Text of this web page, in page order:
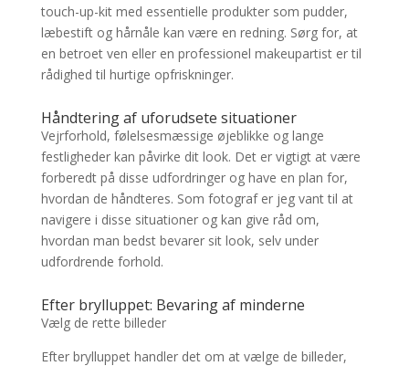
touch-up-kit med essentielle produkter som pudder,
læbestift og hårnåle kan være en redning. Sørg for, at
en betroet ven eller en professionel makeupartist er til
rådighed til hurtige opfriskninger.
Håndtering af uforudsete situationer
Vejrforhold, følelsesmæssige øjeblikke og lange
festligheder kan påvirke dit look. Det er vigtigt at være
forberedt på disse udfordringer og have en plan for,
hvordan de håndteres. Som fotograf er jeg vant til at
navigere i disse situationer og kan give råd om,
hvordan man bedst bevarer sit look, selv under
udfordrende forhold.
Efter brylluppet: Bevaring af minderne
Vælg de rette billeder
Efter brylluppet handler det om at vælge de billeder,